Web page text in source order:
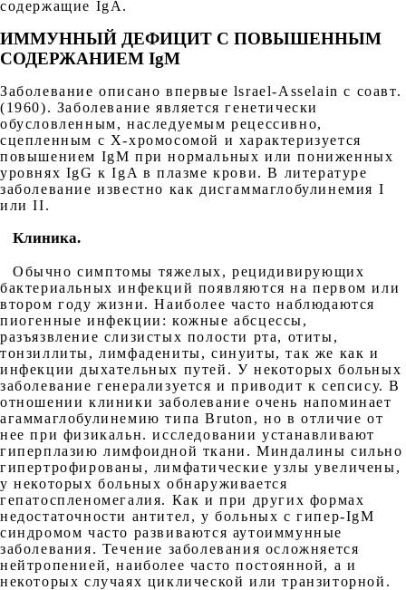
содержащие IgA.
ИММУННЫЙ ДЕФИЦИТ С ПОВЫШЕННЫМ
СОДЕРЖАНИЕМ IgM
Заболевание описано впервые lsrael-Asselain с соавт.
(1960). Заболевание является генетически
обусловленным, наследуемым рецессивно,
сцепленным с Х-хромосомой и характеризуется
повышением IgM при нормальных или пониженных
уровнях IgG к IgA в плазме крови. В литературе
заболевание известно как дисгаммаглобулинемия I
или II.
Клиника.
Обычно симптомы тяжелых, рецидивирующих
бактериальных инфекций появляются на первом или
втором году жизни. Наиболее часто наблюдаются
пиогенные инфекции: кожные абсцессы,
разъязвление слизистых полости рта, отиты,
тонзиллиты, лимфадениты, синуиты, так же как и
инфекции дыхательных путей. У некоторых больных
заболевание генерализуется и приводит к сепсису. В
отношении клиники заболевание очень напоминает
агаммаглобулинемию типа Bruton, но в отличие от
нее при физикальн. исследовании устанавливают
гиперплазию лимфоидной ткани. Миндалины сильно
гипертрофированы, лимфатические узлы увеличены,
у некоторых больных обнаруживается
гепатоспленомегалия. Как и при других формах
недостаточности антител, у больных с гипеp-IgM
синдромом часто развиваются аутоиммунные
заболевания. Течение заболевания осложняется
нейтропенией, наиболее часто постоянной, а и
некоторых случаях циклической или транзиторной.